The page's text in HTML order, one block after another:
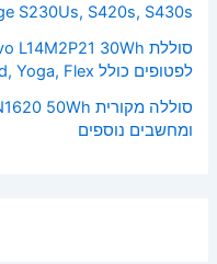
S230Us, S420s, S430s
לפטופים כולל IdeaPad, Yoga, Flex
ומחשבים נוספים